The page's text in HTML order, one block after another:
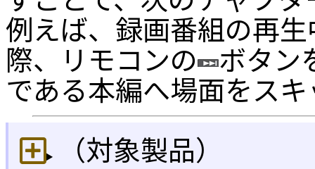
例えば、録画番組の再
際、リモコンの ボタン
である本編へ場面をス
（対象製品）